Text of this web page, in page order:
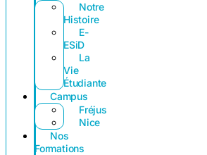
Notre
Histoire
E-
ESiD
La
Vie
Étudiante
Campus
Fréjus
Nice
Nos
Formations